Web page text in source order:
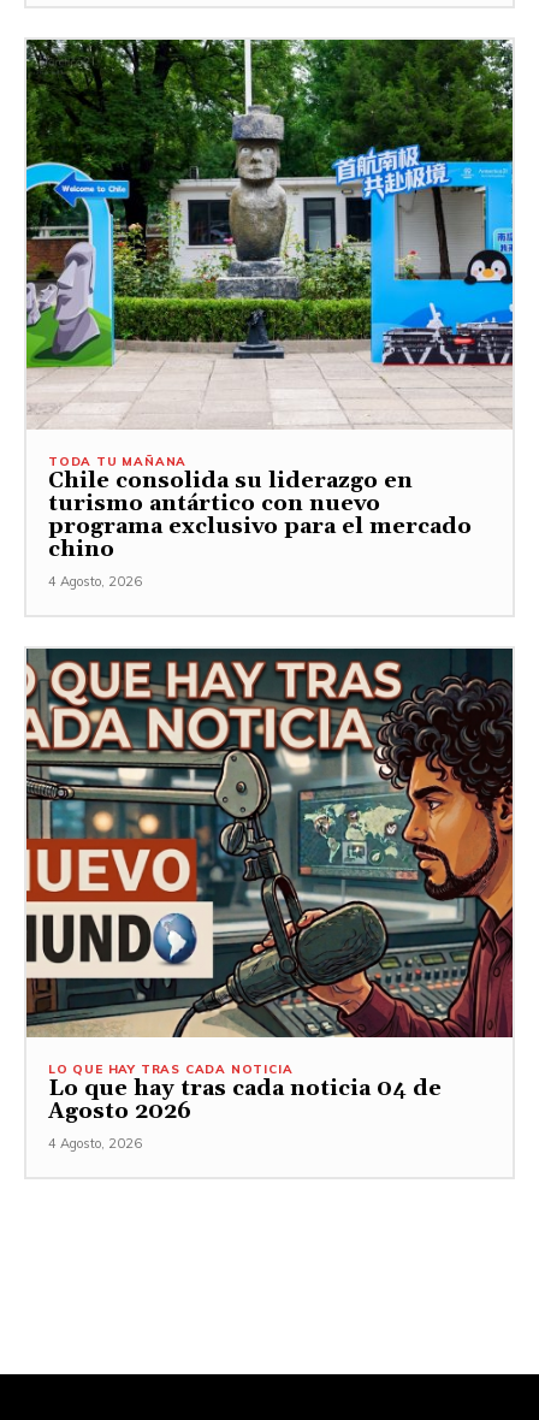
TODA TU MAÑANA
Chile consolida su liderazgo en
turismo antártico con nuevo
programa exclusivo para el mercado
chino
4 Agosto, 2026
LO QUE HAY TRAS CADA NOTICIA
Lo que hay tras cada noticia 04 de
Agosto 2026
4 Agosto, 2026